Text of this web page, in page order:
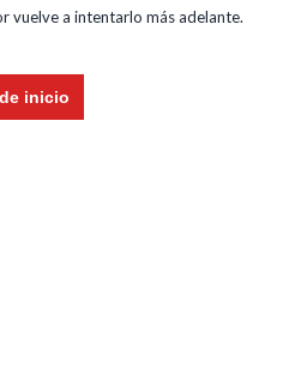
vuelve a intentarlo más adelante.
inicio